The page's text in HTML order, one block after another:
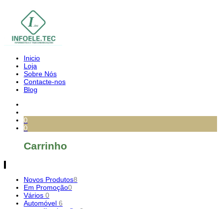
Inicio
Loja
Sobre Nós
Contacte-nos
Blog
0
0
Carrinho
Novos Produtos8
Em Promoção0
Vários 0
Automóvel 6